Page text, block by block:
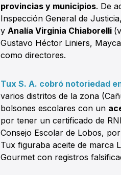
provincias y municipios. De
Inspección General de
y Analía Virginia Chiaborelli
Gustavo Héctor Liniers,
como directores.
Tux S. A. cobró notoriedad
varios distritos de la zona
bolsones escolares con un
por tener un certificado de
Consejo Escolar de Lobos,
Tux figuraba aceite de marca
Gourmet con registros